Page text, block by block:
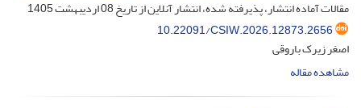
مقالات آماده انتشار، پذیرفته شده، انتشار آنلاین از تاریخ08 اردیبهشت 1405
10.22091/CSIW.2026.12873.2656
اصغر زیرک باروقی
مشاهده مقاله